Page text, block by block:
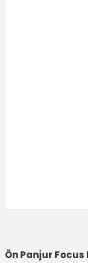
Ön Panjur Focus